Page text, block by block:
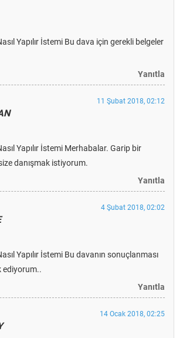
Yapılır İstemi Bu dava için gerekli belgeler
Yanıtla
11 Şubat 2018, 02:12
Yapılır İstemi Merhabalar. Garip bir
danışmak istiyorum.
Yanıtla
4 Şubat 2018, 02:02
Yapılır İstemi Bu davanın sonuçlanması
ediyorum..
Yanıtla
14 Ocak 2018, 02:25